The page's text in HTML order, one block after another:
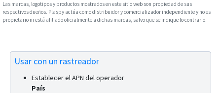
Las marcas, logotipos y productos mostrados en este sitio web son propiedad de sus
respectivos dueños. Plaspy actúa como distribuidor y comercializador independiente y no es
propietario ni está afiliado oficialmente a dichas marcas, salvo que se indique lo contrario.
Usar con un rastreador
Establecer el APN del operador
País